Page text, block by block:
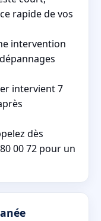
rapide de vos
intervention
intervient 7
dès
00 72 pour un